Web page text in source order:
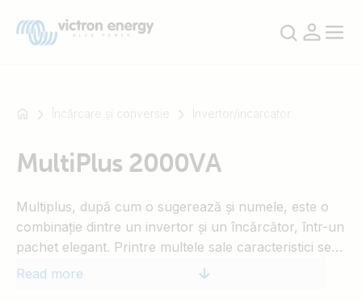
SmartSolar
Multiplus-
Orion
Încărcare și conversie Invertor/incarcator
MultiPlus 2000VA
Multiplus, după cum o sugerează şi numele, este o
combinaţie dintre un invertor şi un încărcător, într-un
pachet elegant. Printre multele sale caracteristici se
numără un invertor cu undă sinusiodală pură,
Read more